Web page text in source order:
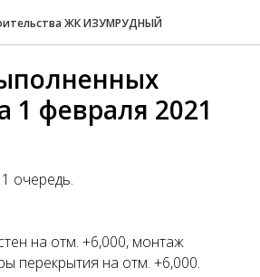
ЖК ИЗУМРУДНЫЙ
1 февраля 2021
очередь.
на отм. +6,000, монтаж
перекрытия на отм. +6,000.